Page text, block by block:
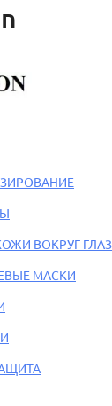
ВОКРУГ ГЛАЗ
МАСКИ